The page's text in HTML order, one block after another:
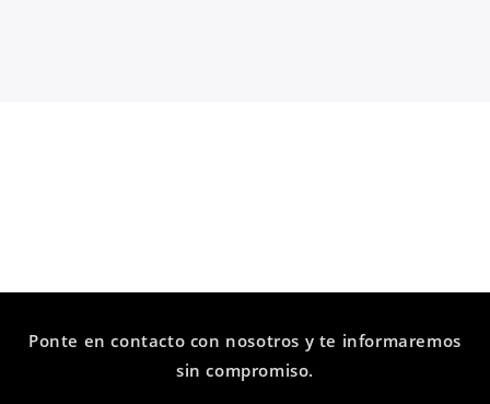
Ponte en contacto con nosotros y te informaremos
sin compromiso.